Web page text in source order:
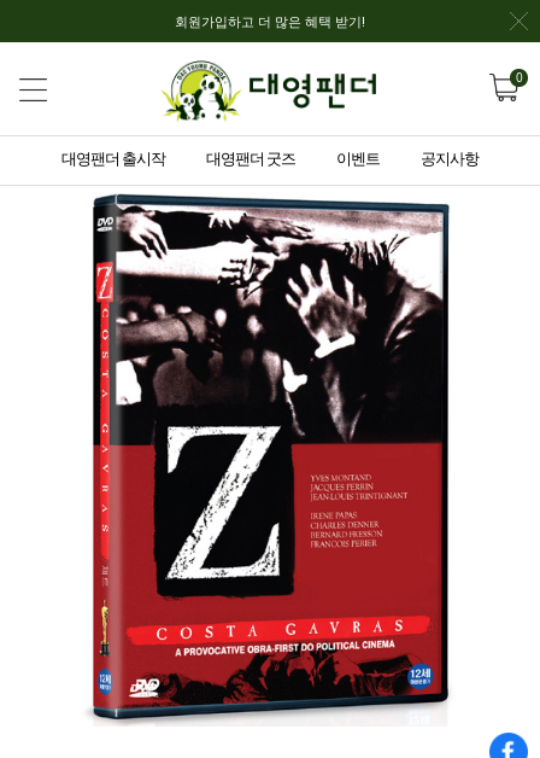
회원가입하고 더 많은 혜택 받기!
0
대영팬더 출시작 대영팬더 굿즈 이벤트 공지사항